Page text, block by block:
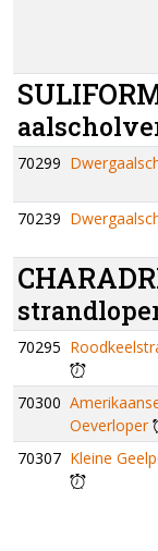
70299
70239
70295
70300
Oeverloper
70307 Kleine